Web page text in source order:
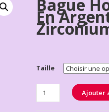
Bague
En
Taille
Quantité Ajouter